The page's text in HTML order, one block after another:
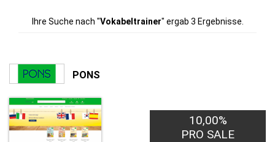
Ihre Suche nach "Vokabeltrainer" ergab 3 Ergebnisse.
PONS
10,00%
PRO SALE